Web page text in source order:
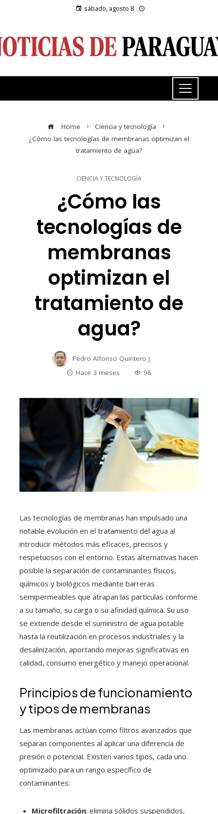
sábado, agosto 8
Home
Ciencia y tecnología
¿Cómo las tecnologías de membranas optimizan el
tratamiento de agua?
CIENCIA Y TECNOLOGÍA
¿Cómo las
tecnologías de
membranas
optimizan el
tratamiento de
agua?
Pedro Alfonso Quintero J.
Hace 3 meses
96
Las tecnologías de membranas han impulsado una
notable evolución en el tratamiento del agua al
introducir métodos más eficaces, precisos y
respetuosos con el entorno. Estas alternativas hacen
posible la separación de contaminantes físicos,
químicos y biológicos mediante barreras
semipermeables que atrapan las partículas conforme
a su tamaño, su carga o su afinidad química. Su uso
se extiende desde el suministro de agua potable
hasta la reutilización en procesos industriales y la
desalinización, aportando mejoras significativas en
calidad, consumo energético y manejo operacional.
Principios de funcionamiento
y tipos de membranas
Las membranas actúan como filtros avanzados que
separan componentes al aplicar una diferencia de
presión o potencial. Existen varios tipos, cada uno
optimizado para un rango específico de
contaminantes:
Microfiltración: elimina sólidos suspendidos,